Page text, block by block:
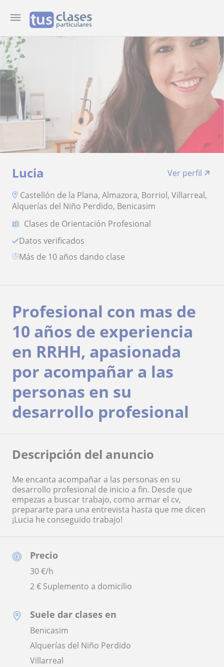
Lucia
Ver perfil
Castellón de la Plana, Almazora, Borriol, Villarreal,
Alquerías del Niño Perdido, Benicasim
Clases de Orientación Profesional
Datos verificados
más de 10 años dando clase
Precio
30€/h
2 € Suplemento a domicilio
Suele dar clases en
Benicasim
Alquerías del Niño Perdido
Villarreal
Profesional con mas de
10 años de experiencia
en RRHH, apasionada
por acompañar a las
personas en su
desarrollo profesional
Descripción del anuncio
Me encanta acompañar a las personas en su
desarrollo profesional de inicio a fin. Desde que
empezas a buscar trabajo, como armar el cv,
prepararte para una entrevista hasta que me dicen
¡Lucia he conseguido trabajo!